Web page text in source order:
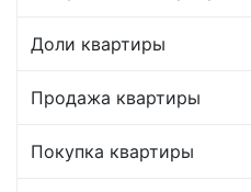
Доли квартиры
Продажа квартиры
Покупка квартиры